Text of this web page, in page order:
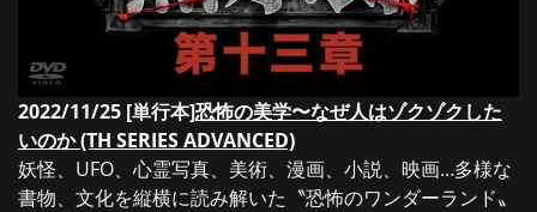
2022/11/25 [単行本]恐怖の美学〜なぜ人はゾクゾクした
いのか (TH SERIES ADVANCED)
妖怪、UFO、心霊写真、美術、漫画、小説、映画…多様な
書物、文化を縦横に読み解いた〝恐怖のワンダーランド〟